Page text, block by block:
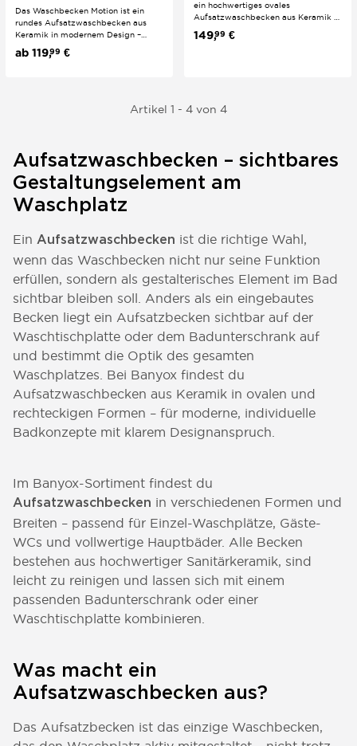
Das Waschbecken Motion ist ein
rundes Aufsatzwaschbecken aus
Keramik in modernem Design –
erhältlich in Weiß und Schwarz. Die
hochwertige Keramikoberfläche ist
ab 119,99 €
ein hochwertiges ovales
Aufsatzwaschbecken aus Keramik –
Badezimmer. Die geschwungene,
149,99 €
Artikel 1 - 4 von 4
Aufsatzwaschbecken – sichtbares
Gestaltungselement am
Waschplatz
Ein Aufsatzwaschbecken ist die richtige Wahl,
wenn das Waschbecken nicht nur seine Funktion
erfüllen, sondern als gestalterisches Element im Bad
sichtbar bleiben soll. Anders als ein eingebautes
Becken liegt ein Aufsatzbecken sichtbar auf der
Waschtischplatte oder dem Badunterschrank auf
und bestimmt die Optik des gesamten
Waschplatzes. Bei Banyox findest du
Aufsatzwaschbecken aus Keramik in ovalen und
rechteckigen Formen – für moderne, individuelle
Badkonzepte mit klarem Designanspruch.
Im Banyox-Sortiment findest du
Aufsatzwaschbecken in verschiedenen Formen und
Breiten – passend für Einzel-Waschplätze, Gäste-
WCs und vollwertige Hauptbäder. Alle Becken
bestehen aus hochwertiger Sanitärkeramik, sind
leicht zu reinigen und lassen sich mit einem
passenden Badunterschrank oder einer
Waschtischplatte kombinieren.
Was macht ein
Aufsatzwaschbecken aus?
Das Aufsatzbecken ist das einzige Waschbecken,